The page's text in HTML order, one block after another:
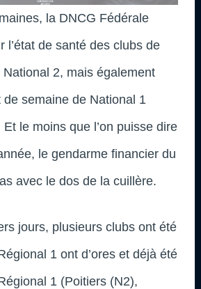
la DNCG Fédérale
l’état de santé des clubs de
2, mais également
semaine de National 1
le moins que l’on puisse dire
le gendarme financier du
avec le dos de la cuillère.
jours, plusieurs clubs ont été
1 ont d’ores et déjà été
1 (Poitiers (N2),